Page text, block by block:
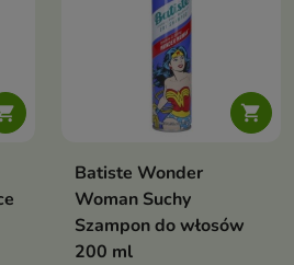

Batiste Wonder
Woman Suchy
Szampon do włosów
200 ml